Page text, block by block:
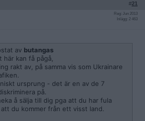
#21
Reg: Jun 2013
Inlägg: 2 463
av butangas
kan få pågå,
rakt av, på samma vis som Ukrainare
ursprung - det är en av de 7
på.
å sälja till dig pga att du har fula
du kommer från ett visst land.